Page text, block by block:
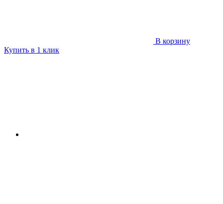
В корзину
Купить в 1 клик